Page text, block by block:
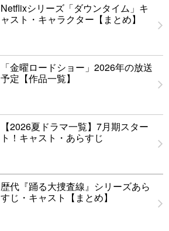
Netflixシリーズ「ダウンタイム」キ
ャスト・キャラクター【まとめ】
「金曜ロードショー」2026年の放送
予定【作品一覧】
【2026夏ドラマ一覧】7月期スター
ト！キャスト・あらすじ
歴代『踊る大捜査線』シリーズあら
すじ・キャスト【まとめ】